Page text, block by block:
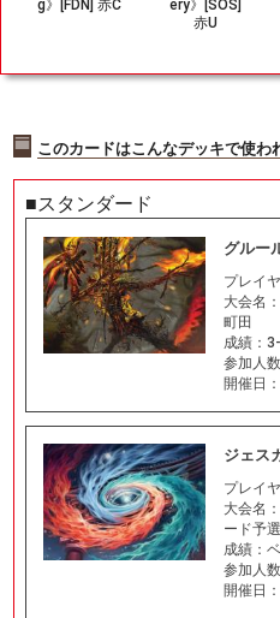
g》[FDN] 赤C
ery》[SOS]
赤U
このカードはこんなデッキで使わ
■スタンダード
グルー
プレイ
大会名：
町田
成績：
参加人数
開催日：
ジェス
プレイ
大会名：
ード予
成績：
参加人数
開催日：